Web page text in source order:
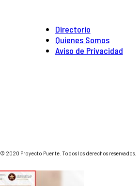
Directorio
Quienes Somos
Aviso de Privacidad
© 2020 Proyecto Puente. Todos los derechos reservados.